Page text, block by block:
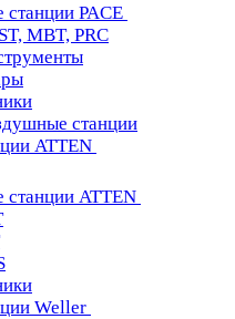
станции PACE
MBT, PRC
станции
ATTEN
станции ATTEN
Weller